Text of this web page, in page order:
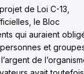
de Loi C-13,
le Bloc
qui auraient
et
de